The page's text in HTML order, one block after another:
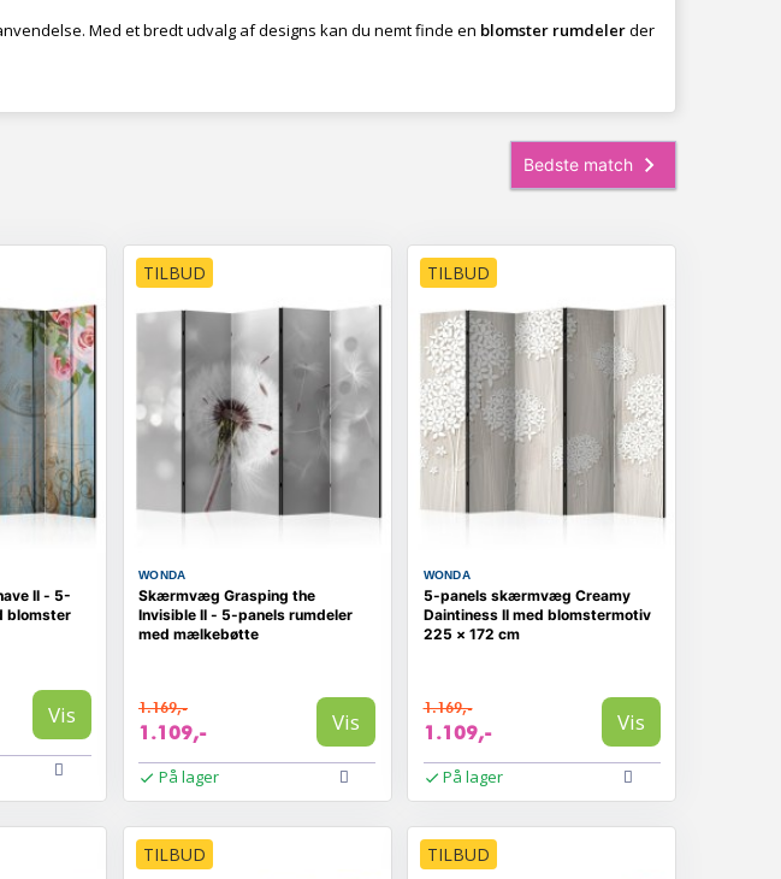
Med et bredt udvalg af designs kan du nemt finde en blomster rumdelerder
II - 5-
blomster
Vis
TILBUD
WONDA
Skærmvæg Grasping the
Invisible II - 5-panels rumdeler
med mælkebøtte
1.169,-
1.109,- Vis
På lager
TILBUD
WONDA
5-panels skærmvæg Creamy
Daintiness II med blomstermotiv
225 × 172 cm
1.169,-
1.109,- Vis
På lager
TILBUD TILBUD